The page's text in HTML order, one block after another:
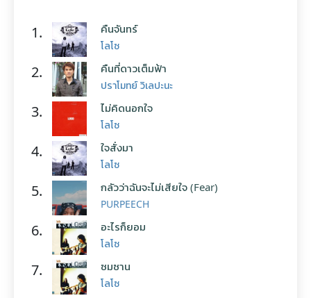
1. คืนจันทร์
โลโซ
2. คืนที่ดาวเต็มฟ้า
ปราโมทย์ วิเลปะนะ
3. ไม่คิดนอกใจ
โลโซ
4. ใจสั่งมา
โลโซ
5. กลัวว่าฉันจะไม่เสียใจ (Fear)
PURPEECH
6. อะไรก็ยอม
โลโซ
7. ซมซาน
โลโซ